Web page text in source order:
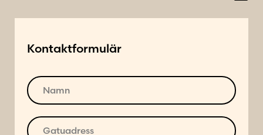
Kontaktformulär
N
a
n
G